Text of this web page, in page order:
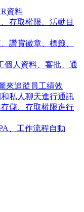
資料
存取權限、活動目
讚賞徽章、標籤、
個人資料、審批、通
來追蹤員工績效
私人聊天進行通訊
儲、存取權限進行
、工作流程自動